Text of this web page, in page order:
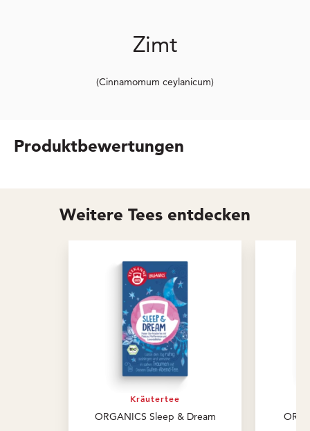
Zimt
(Cinnamomum ceylanicum)
Produktbewertungen
Weitere Tees entdecken
Kräutertee
ORGANICS Sleep & Dream